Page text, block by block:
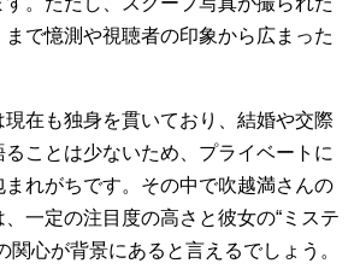
で憶測や視聴者の印象から広まった
現在も独身を貫いており、結婚や交際
ことは少ないため、プライベートに
れがちです。その中で吹越満さんの
一定の注目度の高さと彼女の“ミステ
関心が背景にあると言えるでしょう。